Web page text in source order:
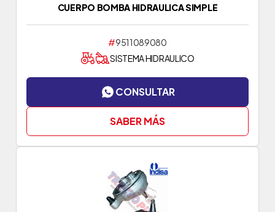
CUERPO BOMBA HIDRAULICA SIMPLE
#9511089080
SISTEMA HIDRAULICO
CONSULTAR
SABER MÁS